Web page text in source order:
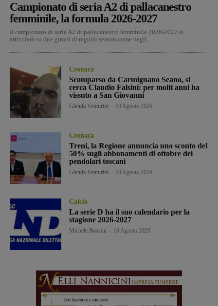
Campionato di seria A2 di pallacanestro
femminile, la formula 2026-2027
Il campionato di serie A2 di pallacanestro femminile 2026-2027 si
articolerà su due gironi di regular season come negli...
Cronaca
Scomparso da Carmignano Seano, si
cerca Claudio Falsini: per molti anni ha
vissuto a San Giovanni
Glenda Venturini 10 Agosto 2026
Cronaca
Treni, la Regione annuncia uno sconto del
50% sugli abbonamenti di ottobre dei
pendolari toscani
Glenda Venturini 10 Agosto 2026
Calcio
La serie D ha il suo calendario per la
stagione 2026-2027
Michele Bossini 10 Agosto 2026